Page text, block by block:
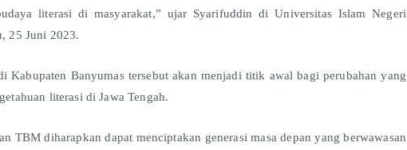
literasi di masyarakat,” ujar Syarifuddin di Universitas Islam Negeri
25 Juni 2023.
Kabupaten Banyumas tersebut akan menjadi titik awal bagi perubahan yang
literasi di Jawa Tengah.
TBM diharapkan dapat menciptakan generasi masa depan yang berwawasan